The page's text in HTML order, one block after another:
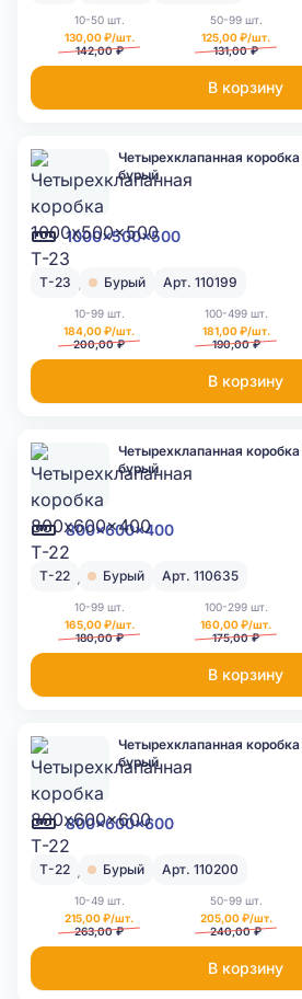
10-50 шт.
130,00 ₽/шт.
142,00 ₽
50-99 шт.
125,00 ₽/шт.
131,00 ₽
В корзину
1000x500x500
Четырехклапанная
бурый
Т-23 Бурый Арт. 110199
10-99 шт.
184,00 ₽/шт.
200,00 ₽
100-499 шт.
181,00 ₽/шт.
190,00 ₽
В корзину
800x600x400
Четырехклапанная
бурый
Т-22 Бурый Арт. 110635
10-99 шт.
165,00 ₽/шт.
180,00 ₽
100-299 шт.
160,00 ₽/шт.
175,00 ₽
В корзину
800x600x600
Четырехклапанная
бурый
Т-22 Бурый Арт. 110200
10-49 шт.
215,00 ₽/шт.
263,00 ₽
50-99 шт.
205,00 ₽/шт.
240,00 ₽
В корзину